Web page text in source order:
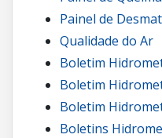
Painel de
Qualidade do Ar
Boletim
Boletim
Boletim
Boletins